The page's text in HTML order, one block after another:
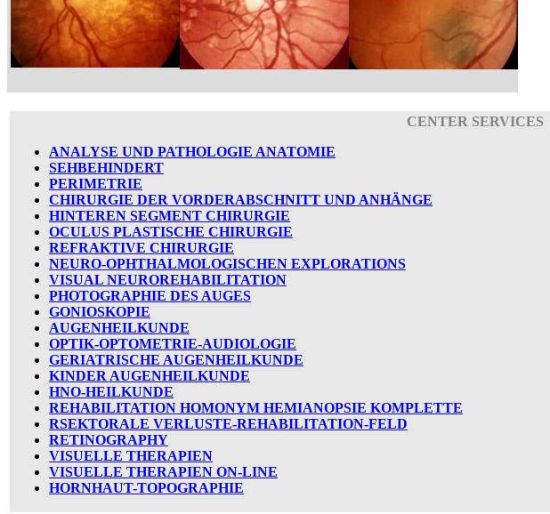
CENTER SERVICES
ANALYSE UND PATHOLOGIE ANATOMIE
SEHBEHINDERT
PERIMETRIE
CHIRURGIE DER VORDERABSCHNITT UND ANHÄNGE
HINTEREN SEGMENT CHIRURGIE
OCULUS PLASTISCHE CHIRURGIE
REFRAKTIVE CHIRURGIE
NEURO-OPHTHALMOLOGISCHEN EXPLORATIONS
VISUAL NEUROREHABILITATION
PHOTOGRAPHIE DES AUGES
GONIOSKOPIE
AUGENHEILKUNDE
OPTIK-OPTOMETRIE-AUDIOLOGIE
GERIATRISCHE AUGENHEILKUNDE
KINDER AUGENHEILKUNDE
HNO-HEILKUNDE
REHABILITATION HOMONYM HEMIANOPSIE KOMPLETTE
RSEKTORALE VERLUSTE-REHABILITATION-FELD
RETINOGRAPHY
VISUELLE THERAPIEN
VISUELLE THERAPIEN ON-LINE
HORNHAUT-TOPOGRAPHIE